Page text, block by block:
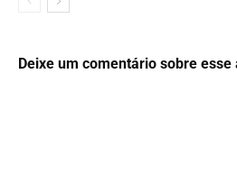
Deixe um comentário sobre esse